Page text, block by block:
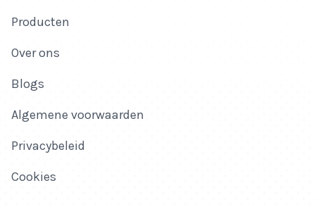
Producten
Over ons
Blogs
Algemene voorwaarden
Privacybeleid
Cookies